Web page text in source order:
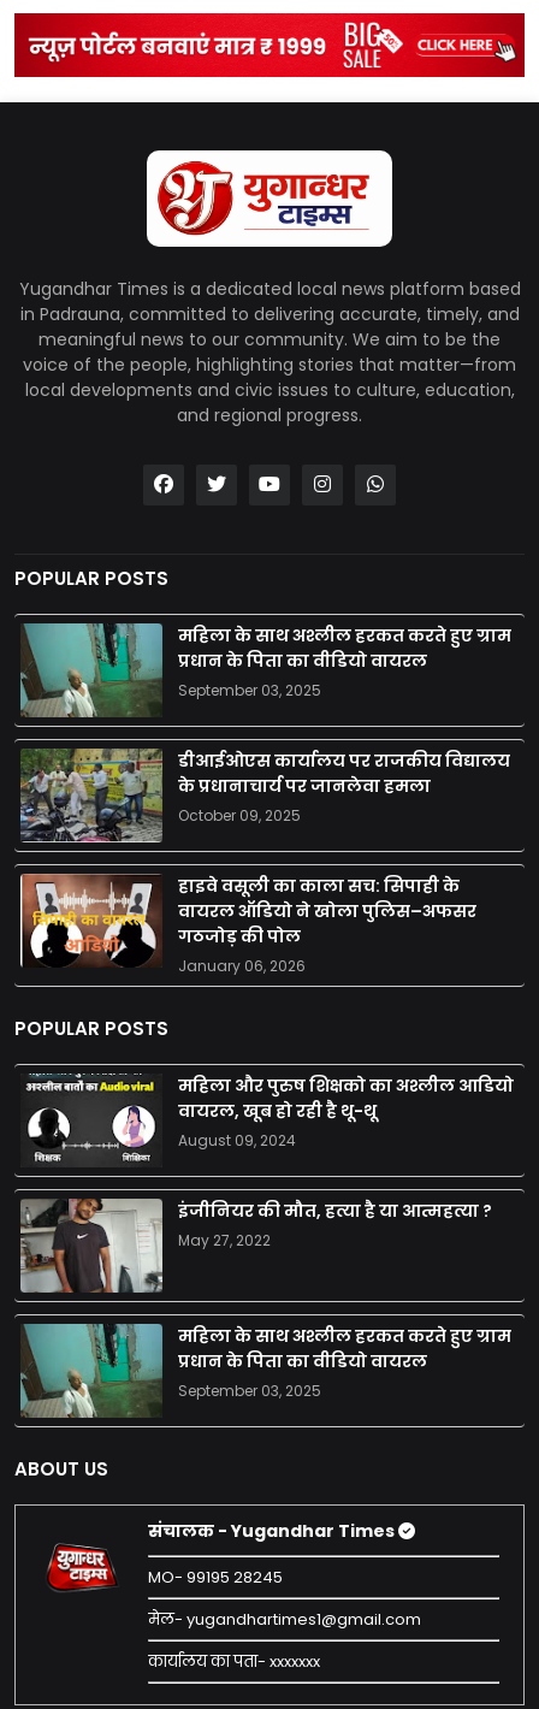
Yugandhar Times is a dedicated local news platform based
in Padrauna, committed to delivering accurate, timely, and
meaningful news to our community. We aim to be the
voice of the people, highlighting stories that matter—from
local developments and civic issues to culture, education,
and regional progress.
POPULAR POSTS
महिला के साथ अश्लील हरकत करते हुए ग्राम
प्रधान के पिता का वीडियो वायरल
September 03, 2025
डीआईओएस कार्यालय पर राजकीय विद्यालय
के प्रधानाचार्य पर जानलेवा हमला
October 09, 2025
हाइवे वसूली का काला सच: सिपाही के
वायरल ऑडियो ने खोला पुलिस–अफसर
गठजोड़ की पोल
January 06, 2026
POPULAR POSTS
महिला और पुरुष शिक्षको का अश्लील आडियो
वायरल, खूब हो रही है थू-थू
August 09, 2024
इंजीनियर की मौत, हत्या है या आत्महत्या ?
May 27, 2022
महिला के साथ अश्लील हरकत करते हुए ग्राम
प्रधान के पिता का वीडियो वायरल
September 03, 2025
ABOUT US
संचालक - Yugandhar Times
MO- 99195 28245
मेल- yugandhartimes1@gmail.com
कार्यालय का पता- xxxxxxx